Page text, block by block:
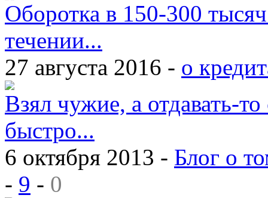
Оборотка в 150-300
течении...
27 августа 2016 - о
Взял чужие, а отдавать-
быстро...
6 октября 2013 - Блог о
- 9 - 0